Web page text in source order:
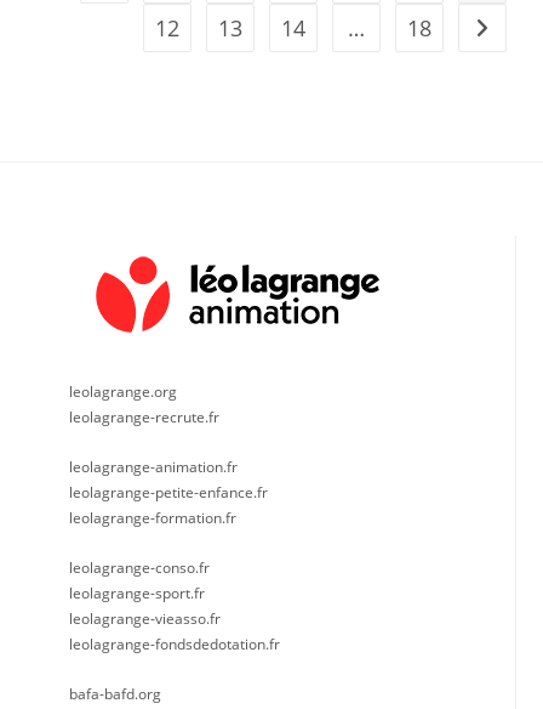
12
13 14 … 18 Aller à
leolagrange.org
leolagrange-recrute.fr
leolagrange-animation.fr
leolagrange-petite-enfance.fr
leolagrange-formation.fr
leolagrange-conso.fr
leolagrange-sport.fr
leolagrange-vieasso.fr
leolagrange-fondsdedotation.fr
bafa-bafd.org